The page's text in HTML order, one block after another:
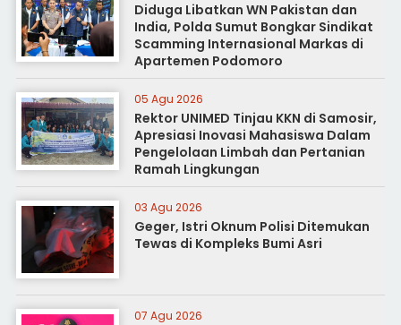
Diduga Libatkan WN Pakistan dan
India, Polda Sumut Bongkar Sindikat
Scamming Internasional Markas di
Apartemen Podomoro
05 Agu 2026
Rektor UNIMED Tinjau KKN di Samosir,
Apresiasi Inovasi Mahasiswa Dalam
Pengelolaan Limbah dan Pertanian
Ramah Lingkungan
03 Agu 2026
Geger, Istri Oknum Polisi Ditemukan
Tewas di Kompleks Bumi Asri
07 Agu 2026